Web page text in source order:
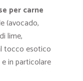
per carne
(avocado,
lime,
tocco esotico
in particolare